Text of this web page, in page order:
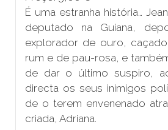
É uma estranha história…
deputado na Guiana,
explorador de ouro,
rum e de pau-rosa, e
de dar o último suspiro,
directa os seus inimigos
de o terem envenenado
criada, Adriana.